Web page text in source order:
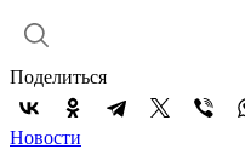
Поделиться
Новости